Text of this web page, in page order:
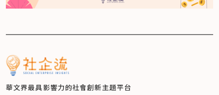
華文界最具影響力的社會創新主題平台